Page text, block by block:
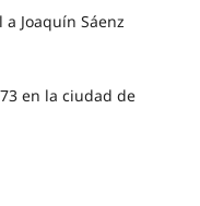
Joaquín Sáenz
en la ciudad de